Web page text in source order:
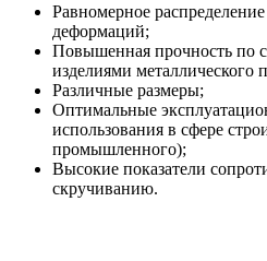
Равномерное
деформаций;
Повышенная прочность по
изделиями металлического
Различные размеры;
Оптимальные
использования в сфере
промышленного);
Высокие показатели
скручиванию.